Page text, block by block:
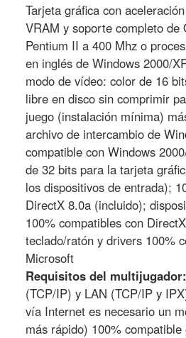
Tarjeta gráfica con
VRAM y soporte completo de
Pentium II a 400 Mhz o
en inglés de Windows 2000/
modo de vídeo: color de 16
libre en disco sin comprimir
juego (instalación mínima)
archivo de intercambio de
compatible con Windows
de 32 bits para la tarjeta
los dispositivos de entrada);
DirectX 8.0a (incluido);
100% compatibles con
teclado/ratón y drivers 100%
Microsoft
Requisitos del multijugador:
(TCP/IP) y LAN (TCP/IP y
vía Internet es necesario un
más rápido) 100%